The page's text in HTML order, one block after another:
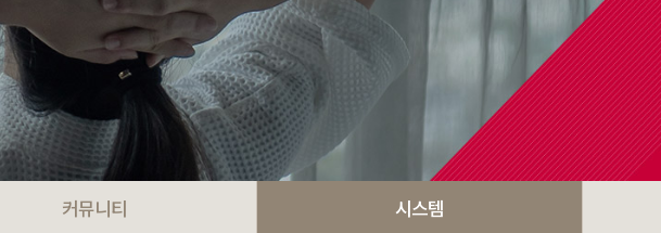
커뮤니티 시스템